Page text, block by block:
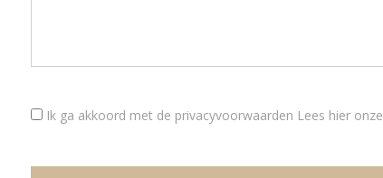
Ik ga akkoord met de privacyvoorwaarden Lees hier onze